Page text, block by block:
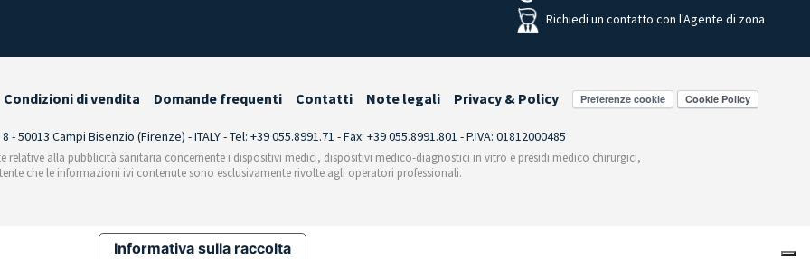
Richiedi un contatto con l'Agente di zona
Condizioni di vendita Domande frequenti Contatti Note legali Privacy & Policy Preferenze cookie
- 50013 Campi Bisenzio (Firenze) - ITALY - Tel: +39 055.8991.71 - Fax: +39 055.8991.801 - P.IVA: 01812000485
relative alla pubblicità sanitaria concernente i dispositivi medici, dispositivi medico-diagnostici in vitro e presidi medico chirurgici,
che le informazioni ivi contenute sono esclusivamente rivolte agli operatori professionali.
Informativa sulla raccolta